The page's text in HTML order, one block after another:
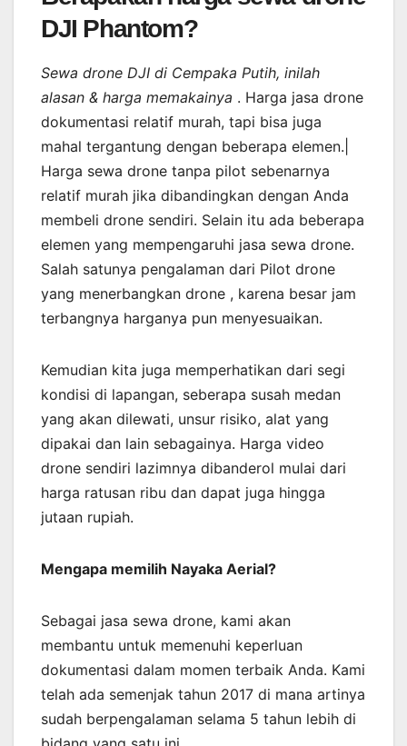
DJI Phantom?
Sewa drone DJI di Cempaka Putih, inilah
alasan & harga memakainya . Harga jasa drone
dokumentasi relatif murah, tapi bisa juga
mahal tergantung dengan beberapa elemen.|
Harga sewa drone tanpa pilot sebenarnya
relatif murah jika dibandingkan dengan Anda
membeli drone sendiri. Selain itu ada beberapa
elemen yang mempengaruhi jasa sewa drone.
Salah satunya pengalaman dari Pilot drone
yang menerbangkan drone , karena besar jam
terbangnya harganya pun menyesuaikan.
Kemudian kita juga memperhatikan dari segi
kondisi di lapangan, seberapa susah medan
yang akan dilewati, unsur risiko, alat yang
dipakai dan lain sebagainya. Harga video
drone sendiri lazimnya dibanderol mulai dari
harga ratusan ribu dan dapat juga hingga
jutaan rupiah.
Mengapa memilih Nayaka Aerial?
Sebagai jasa sewa drone, kami akan
membantu untuk memenuhi keperluan
dokumentasi dalam momen terbaik Anda. Kami
telah ada semenjak tahun 2017 di mana artinya
sudah berpengalaman selama 5 tahun lebih di